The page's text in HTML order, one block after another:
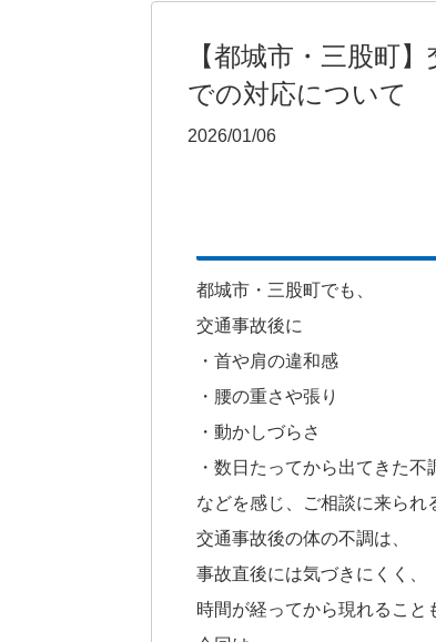
【都城市・三股町
での対応について
2026/01/06
都城市・三股町でも、
交通事故後に
・首や肩の違和感
・腰の重さや張り
・動かしづらさ
・数日たってから出てきた不
などを感じ、ご相談に来られ
交通事故後の体の不調は、
事故直後には気づきにくく、
時間が経ってから現れること